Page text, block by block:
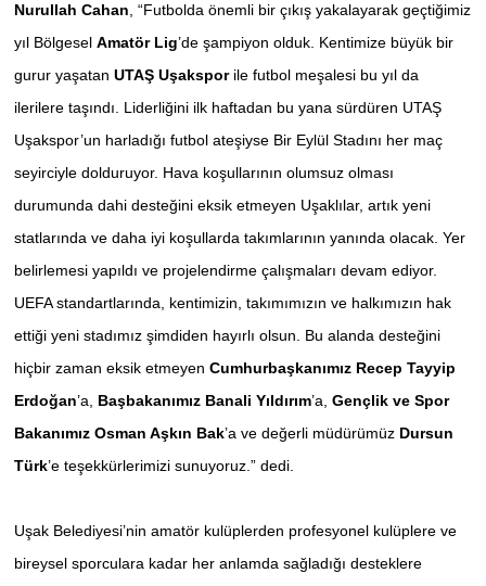
Nurullah Cahan, “Futbolda önemli bir çıkış yakalayarak geçtiğimiz
yıl Bölgesel Amatör Lig’de şampiyon olduk. Kentimize büyük bir
gurur yaşatan UTAŞ Uşaksporile futbol meşalesi bu yıl da
ilerilere taşındı. Liderliğini ilk haftadan bu yana sürdüren UTAŞ
Uşakspor’un harladığı futbol ateşiyse Bir Eylül Stadını her maç
seyirciyle dolduruyor. Hava koşullarının olumsuz olması
durumunda dahi desteğini eksik etmeyen Uşaklılar, artık yeni
statlarında ve daha iyi koşullarda takımlarının yanında olacak. Yer
belirlemesi yapıldı ve projelendirme çalışmaları devam ediyor.
UEFA standartlarında, kentimizin, takımımızın ve halkımızın hak
ettiği yeni stadımız şimdiden hayırlı olsun. Bu alanda desteğini
hiçbir zaman eksik etmeyen Cumhurbaşkanımız Recep Tayyip
Erdoğan’a, Başbakanımız Banali Yıldırım’a, Gençlik ve Spor
Bakanımız Osman Aşkın Bak’a ve değerli müdürümüz Dursun
Türk’e teşekkürlerimizi sunuyoruz.” dedi.
Uşak Belediyesi’nin amatör kulüplerden profesyonel kulüplere ve
bireysel sporculara kadar her anlamda sağladığı desteklere